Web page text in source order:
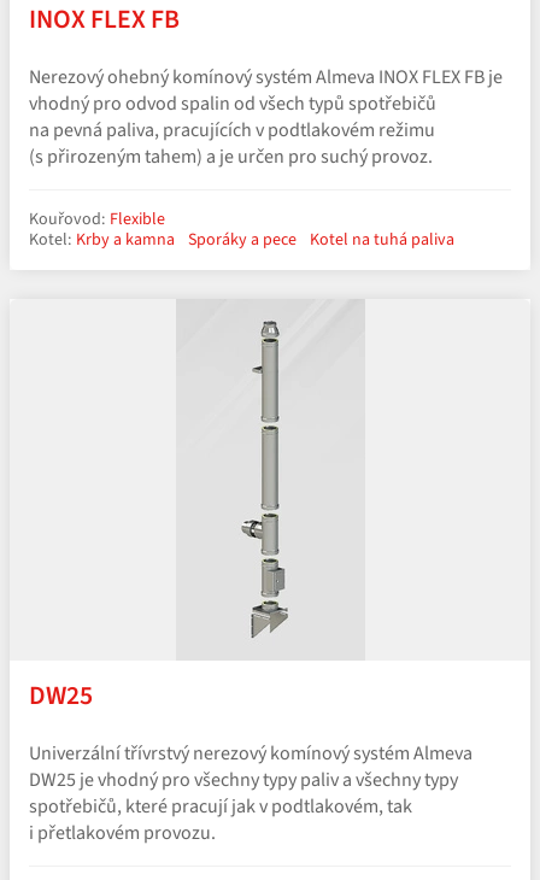
INOX FLEX FB
Nerezový ohebný komínový systém Almeva INOX FLEX FB je
vhodný pro odvod spalin od všech typů spotřebičů
na pevná paliva, pracujících v podtlakovém režimu
(s přirozeným tahem) a je určen pro suchý provoz.
Kouřovod: Flexible
Kotel: Krby a kamna Sporáky a pece Kotel na tuhá paliva
DW25
Univerzální třívrstvý nerezový komínový systém Almeva
DW25 je vhodný pro všechny typy paliv a všechny typy
spotřebičů, které pracují jak v podtlakovém, tak
i přetlakovém provozu.